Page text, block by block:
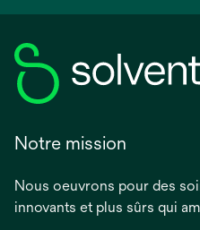
Notre mission
Nous oeuvrons pour des
innovants et plus sûrs qui